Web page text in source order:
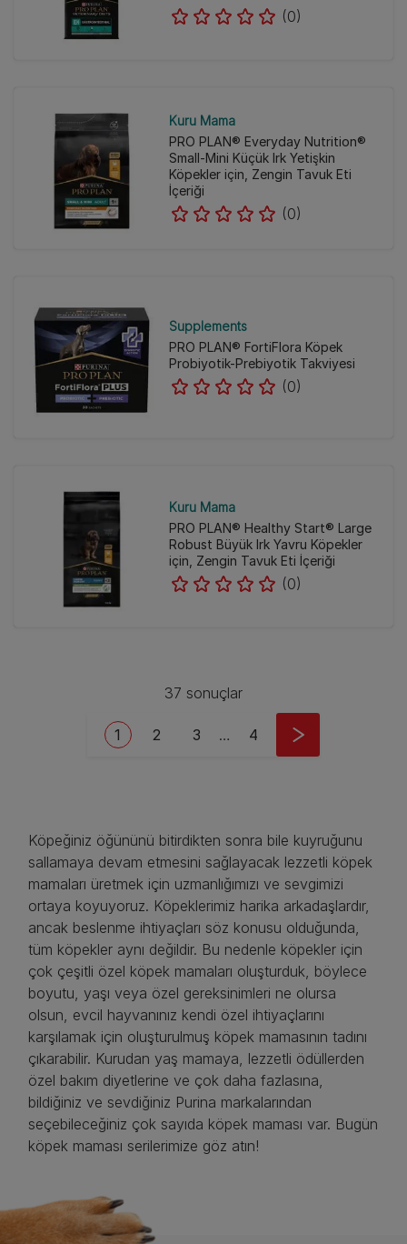
(0)
Kuru Mama
PRO PLAN® Everyday Nutrition®
Small-Mini Küçük Irk Yetişkin
Köpekler için, Zengin Tavuk Eti
İçeriği
(0)
Supplements
PRO PLAN® FortiFlora Köpek
Probiyotik-Prebiyotik Takviyesi
(0)
Kuru Mama
PRO PLAN® Healthy Start® Large
Robust Büyük Irk Yavru Köpekler
için, Zengin Tavuk Eti İçeriği
(0)
37 sonuçlar
Current page
1 Sayfa
2 Sayfa
3 … Last page
4
Köpeğiniz öğününü bitirdikten sonra bile kuyruğunu
sallamaya devam etmesini sağlayacak lezzetli köpek
mamaları üretmek için uzmanlığımızı ve sevgimizi
ortaya koyuyoruz. Köpeklerimiz harika arkadaşlardır,
ancak beslenme ihtiyaçları söz konusu olduğunda,
tüm köpekler aynı değildir. Bu nedenle köpekler için
çok çeşitli özel köpek mamaları oluşturduk, böylece
boyutu, yaşı veya özel gereksinimleri ne olursa
olsun, evcil hayvanınız kendi özel ihtiyaçlarını
karşılamak için oluşturulmuş köpek mamasının tadını
çıkarabilir. Kurudan yaş mamaya, lezzetli ödüllerden
özel bakım diyetlerine ve çok daha fazlasına,
bildiğiniz ve sevdiğiniz Purina markalarından
seçebileceğiniz çok sayıda köpek maması var. Bugün
köpek maması serilerimize göz atın!